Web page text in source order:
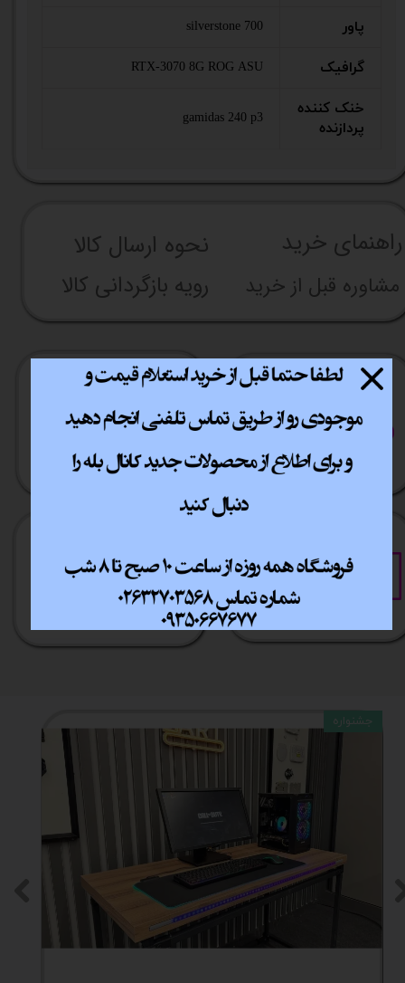
پاور 700 silverstone
گرافیک RTX-3070 8G ROG ASU
خنک کننده
پردازنده
gamidas 240 p3
راهنما​​​​​​​​​​​​​​ی خرید نحوه ارسال کالا
مشاوره قبل از خرید رویه بازگردانی کالا
پشتیبانی انلاین ارسال سریع
خرید آسان
فقط با چند کلیک
خرید قسطی
آسان به راحتی
جشنواره